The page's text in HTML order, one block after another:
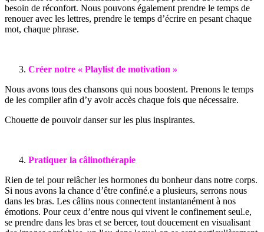
besoin de réconfort. Nous pouvons également prendre le temps de
renouer avec les lettres, prendre le temps d’écrire en pesant chaque
mot, chaque phrase.
Créer notre « Playlist de motivation »
Nous avons tous des chansons qui nous boostent. Prenons le temps
de les compiler afin d’y avoir accès chaque fois que nécessaire.
Chouette de pouvoir danser sur les plus inspirantes.
Pratiquer la câlinothérapie
Rien de tel pour relâcher les hormones du bonheur dans notre corps.
Si nous avons la chance d’être confiné.e a plusieurs, serrons nous
dans les bras. Les câlins nous connectent instantanément à nos
émotions. Pour ceux d’entre nous qui vivent le confinement seul.e,
se prendre dans les bras et se bercer, tout doucement en visualisant